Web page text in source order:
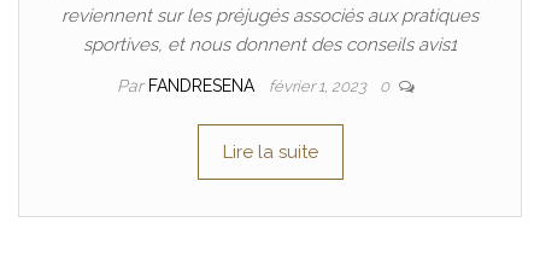
reviennent sur les préjugés associés aux pratiques
sportives, et nous donnent des conseils avis1
Par FANDRESENA février 1, 2023 0
Lire la suite